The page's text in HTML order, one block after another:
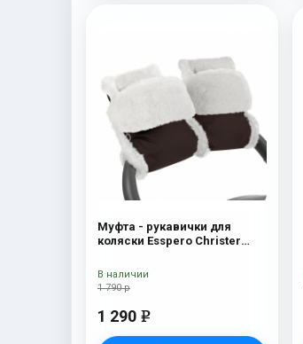
Муфта - рукавички для
коляски Esspero Christer
1 790 р
1 290 e
В наличии